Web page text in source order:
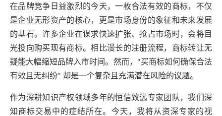
在品牌竞争日益激烈的今天，一枚合法有效的商标，不仅
是企业无形资产的核心，更是市场身份的象征和未来发展
的基石。许多企业在谋求快速扩张、抢占市场时，会将目
光投向购买现有商标。相比漫长的注册流程，商标转让无
疑能大幅缩短品牌入市时间。然而，"买商标如何确保合法
有效且无纠纷" 却是一个复杂且充满潜在风险的议题。
作为深耕知识产权领域多年的恒信致远专家团队，我们深
知商标交易中的症结所在。今天，我将从资深专家的视